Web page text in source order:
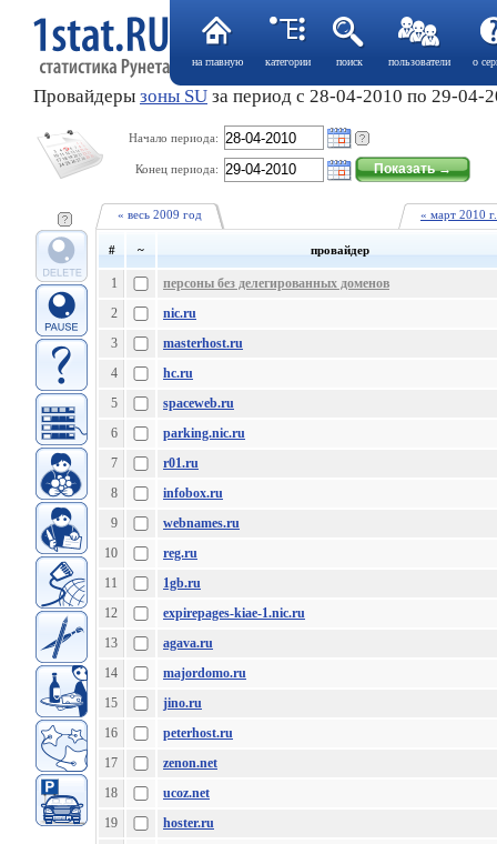
на главную категории поиск пользователи о
Провайдеры зоны SU за период с 28-04-2010 по 29-04-
Начало периода:
Конец периода:
« весь 2009 год « март 2010 г.
# ~ провайдер
1
персоны без делегированных доменов
2
nic.ru
3
masterhost.ru
4
hc.ru
5
spaceweb.ru
6
parking.nic.ru
7
r01.ru
8
infobox.ru
9
webnames.ru
10
reg.ru
11
1gb.ru
12
expirepages-kiae-1.nic.ru
13
agava.ru
14
majordomo.ru
15
jino.ru
16
peterhost.ru
17
zenon.net
18
ucoz.net
19
hoster.ru